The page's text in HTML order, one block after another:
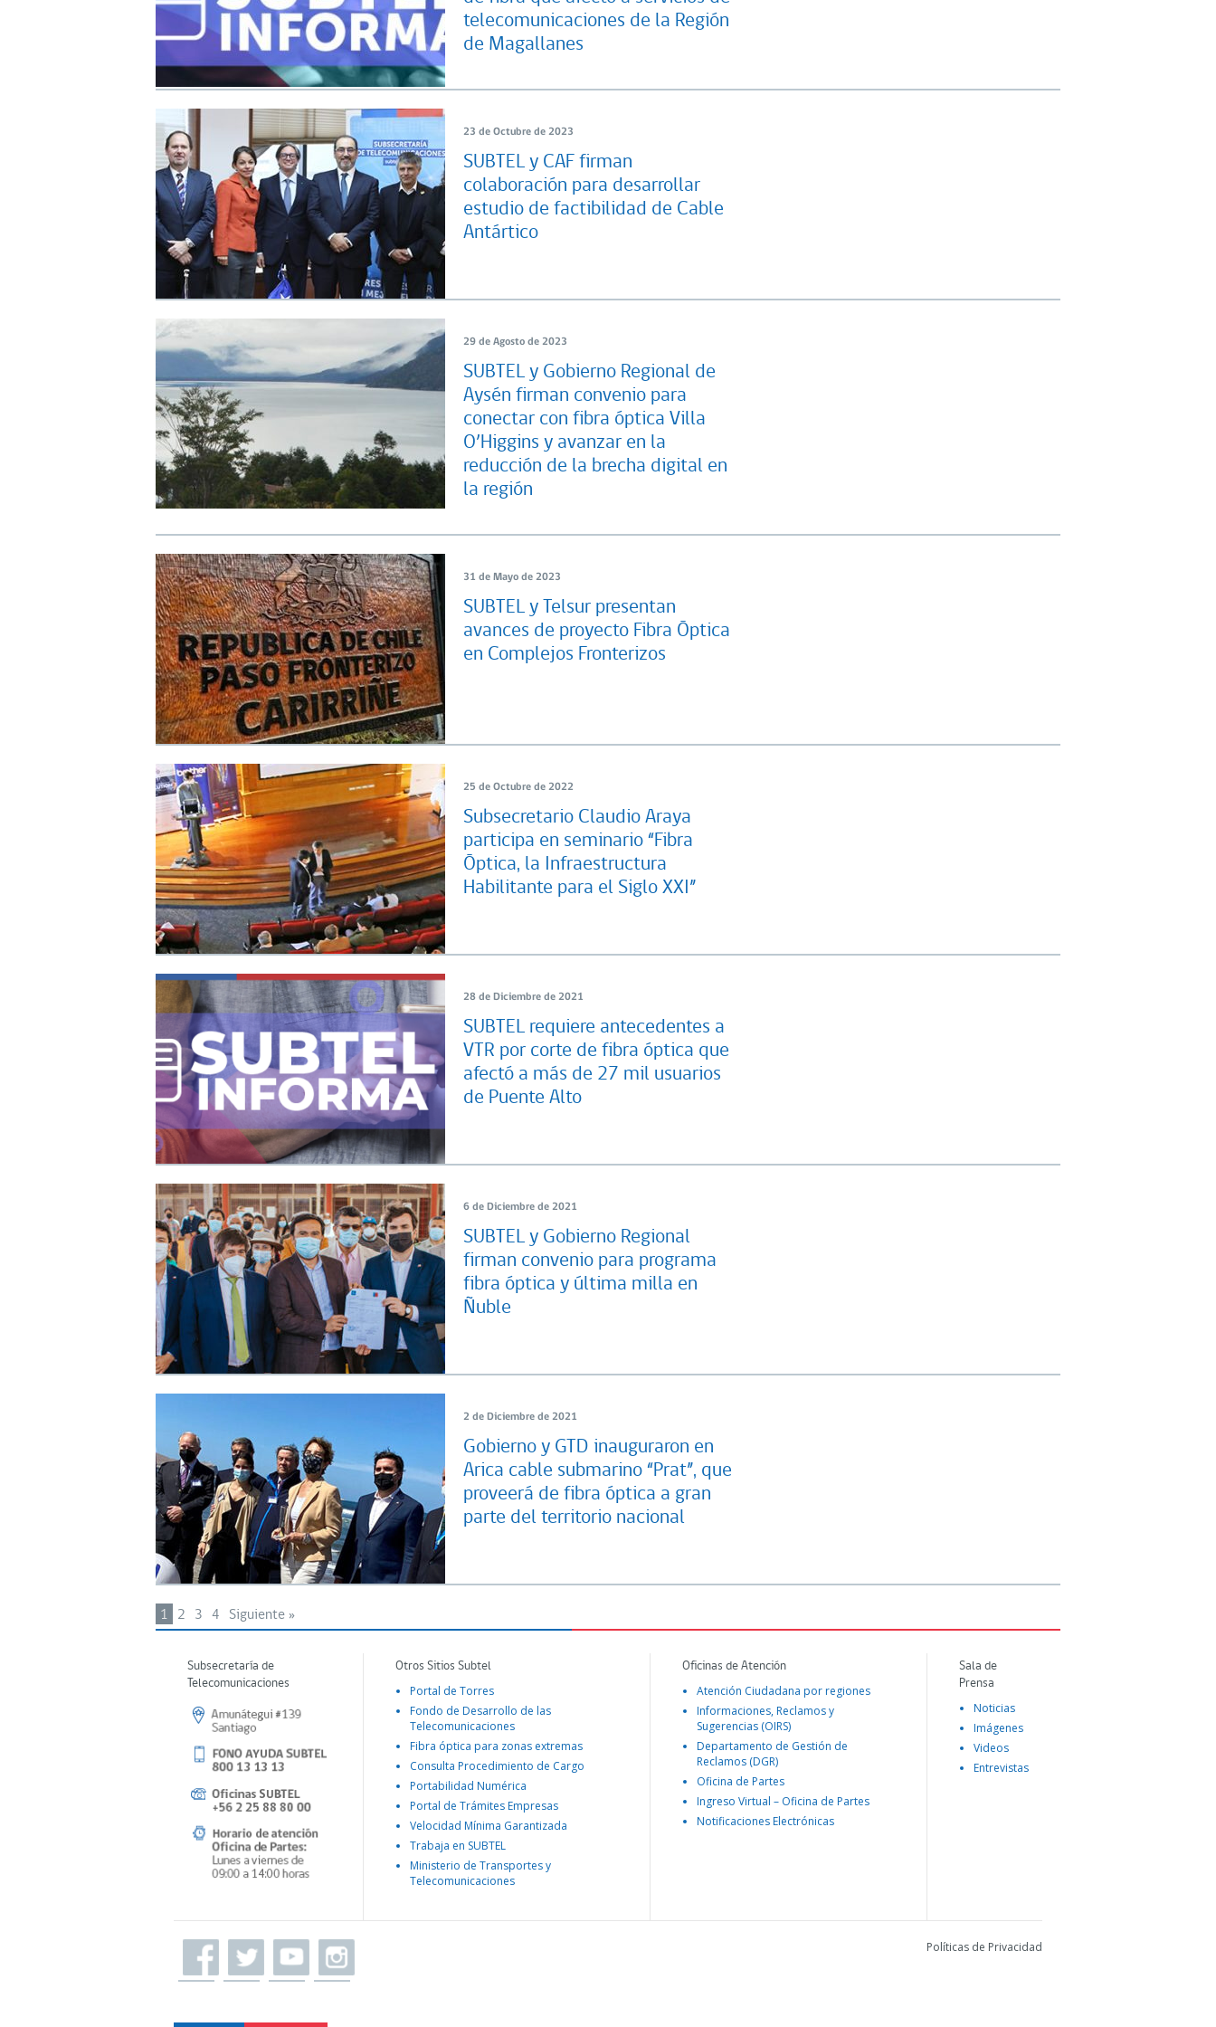
telecomunicaciones de la Región
de Magallanes
23 de Octubre de 2023
SUBTEL y CAF firman
colaboración para desarrollar
estudio de factibilidad de Cable
Antártico
29 de Agosto de 2023
SUBTEL y Gobierno Regional de
Aysén firman convenio para
conectar con fibra óptica Villa
O’Higgins y avanzar en la
reducción de la brecha digital en
la región
31 de Mayo de 2023
SUBTEL y Telsur presentan
avances de proyecto Fibra Óptica
en Complejos Fronterizos
25 de Octubre de 2022
Subsecretario Claudio Araya
participa en seminario “Fibra
Óptica, la Infraestructura
Habilitante para el Siglo XXI”
28 de Diciembre de 2021
SUBTEL requiere antecedentes a
VTR por corte de fibra óptica que
afectó a más de 27 mil usuarios
de Puente Alto
6 de Diciembre de 2021
SUBTEL y Gobierno Regional
firman convenio para programa
fibra óptica y última milla en
Ñuble
2 de Diciembre de 2021
Gobierno y GTD inauguraron en
Arica cable submarino “Prat”, que
proveerá de fibra óptica a gran
parte del territorio nacional
1 2 3 4 Siguiente »
Subsecretaría de
Telecomunicaciones
Otros Sitios Subtel
Portal de Torres
Fondo de Desarrollo de las
Telecomunicaciones
Fibra óptica para zonas extremas
Consulta Procedimiento de Cargo
Portabilidad Numérica
Portal de Trámites Empresas
Velocidad Mínima Garantizada
Trabaja en SUBTEL
Ministerio de Transportes y
Telecomunicaciones
Oficinas de Atención
Atención Ciudadana por regiones
Informaciones, Reclamos y
Sugerencias (OIRS)
Departamento de Gestión de
Reclamos (DGR)
Oficina de Partes
Ingreso Virtual – Oficina de Partes
Notificaciones Electrónicas
Sala de
Prensa
Noticias
Imágenes
Videos
Entrevistas
Políticas de Privacidad